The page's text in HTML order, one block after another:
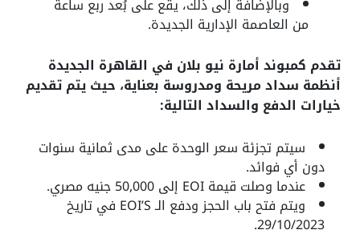
من العاصمة الإدارية الجديدة.
تقدم كمبوند أمارة نيو بلان في القاهرة الجديدة
أنظمة سداد مريحة ومدروسة بعناية، حيث يتم تقديم
خيارات الدفع والسداد التالية:
سيتم تجزئة سعر الوحدة على مدى ثمانية سنوات
دون أي فوائد.
عندما وصلت قيمة EOI إلى 50,000 جنيه مصري.
ويتم فتح باب الحجز ودفع الـ EOI’S في تاريخ
29/10/2023.